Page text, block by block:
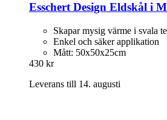
Esschert Design Eldskål i
Skapar mysig värme i svala
Enkel och säker applikation
Mått: 50x50x25cm
430 kr
Leverans till 14. augusti